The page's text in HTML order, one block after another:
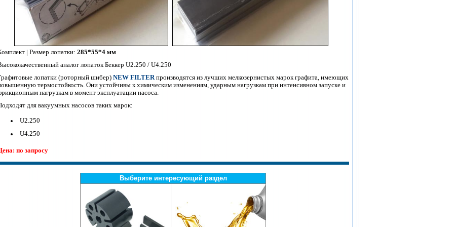
| Размер лопатки: 285*55*4 мм
аналог лопаток Беккер U2.250 / U4.250
лопатки (роторный шибер) NEW FILTERпроизводятся из лучших мелкозернистых марок графита, имеющих
термостойкость. Они устойчивы к химическим изменениям, ударным нагрузкам при интенсивном запуске и
нагрузкам в момент эксплуатации насоса.
для вакуумных насосов таких марок:
U2.250
U4.250
по запросу
Выберите интересующий раздел